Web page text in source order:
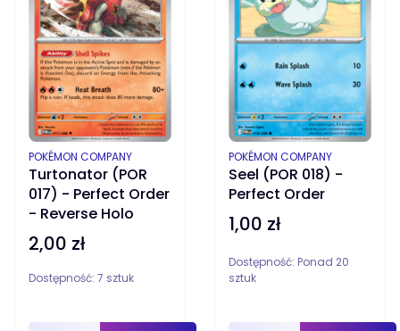
Turtonator (POR
017) - Perfect Order
- Reverse Holo
PRODUCENT
POKÉMON COMPANY
Cena
2,00 zł
Dostępność: 7 sztuk
Seel (POR 018) -
Perfect Order
PRODUCENT
POKÉMON COMPANY
Cena
1,00 zł
Dostępność: Ponad 20
sztuk